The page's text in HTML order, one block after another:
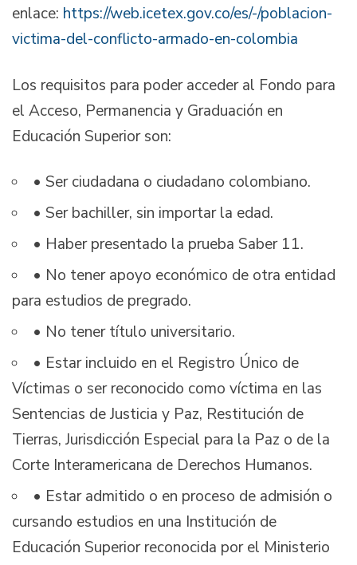
enlace: https://web.icetex.gov.co/es/-/poblacion-
victima-del-conflicto-armado-en-colombia
Los requisitos para poder acceder al Fondo para
el Acceso, Permanencia y Graduación en
Educación Superior son:
• Ser ciudadana o ciudadano colombiano.
• Ser bachiller, sin importar la edad.
• Haber presentado la prueba Saber 11.
• No tener apoyo económico de otra entidad
para estudios de pregrado.
• No tener título universitario.
• Estar incluido en el Registro Único de
Víctimas o ser reconocido como víctima en las
Sentencias de Justicia y Paz, Restitución de
Tierras, Jurisdicción Especial para la Paz o de la
Corte Interamericana de Derechos Humanos.
• Estar admitido o en proceso de admisión o
cursando estudios en una Institución de
Educación Superior reconocida por el Ministerio